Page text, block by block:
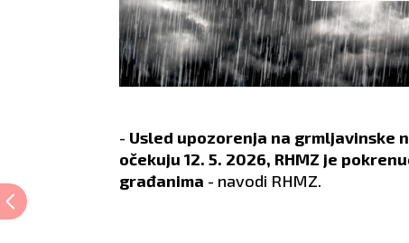
- Usled upozorenja na grmlјavinske
očekuju 12. 5. 2026, RHMZ je
građanima - navodi RHMZ.